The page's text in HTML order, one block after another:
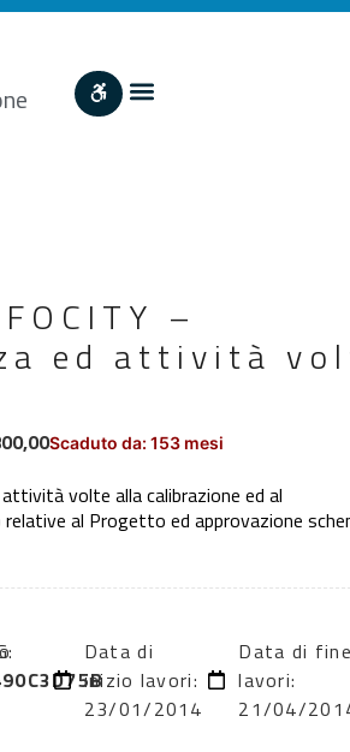
–
ed attività
Scaduto da: 153 mesi
volte alla calibrazione ed al
al Progetto ed approvazione
Data di
inizio lavori:
23/01/2014
Data di fine
lavori:
21/04/